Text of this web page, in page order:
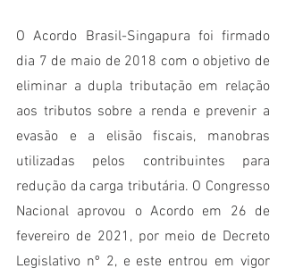
O Acordo Brasil-Singapura foi firmado
dia 7 de maio de 2018 com o objetivo de
eliminar a dupla tributação em relação
aos tributos sobre a renda e prevenir a
evasão e a elisão fiscais, manobras
utilizadas pelos contribuintes para
redução da carga tributária. O Congresso
Nacional aprovou o Acordo em 26 de
fevereiro de 2021, por meio de Decreto
Legislativo nº 2, e este entrou em vigor